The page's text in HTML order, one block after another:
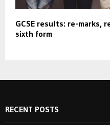
GCSE results: re-marks,
sixth form
RECENT POSTS